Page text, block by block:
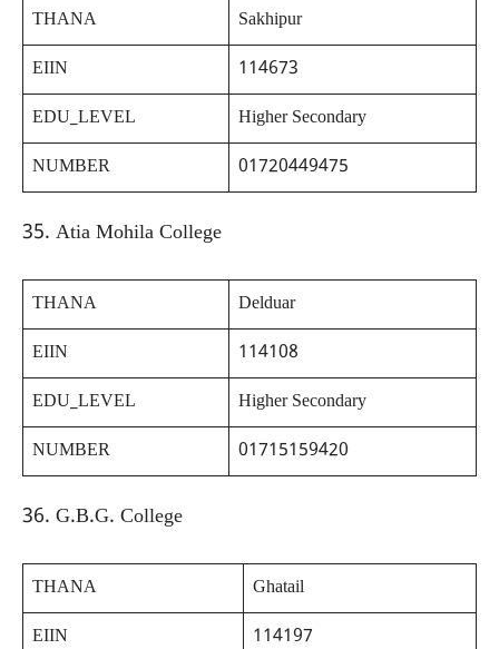
THANA
Sakhipur
EIIN
114673
EDU_LEVEL
Higher Secondary
NUMBER
01720449475
35. Atia Mohila College
THANA
Delduar
EIIN
114108
EDU_LEVEL
Higher Secondary
NUMBER
01715159420
36. G.B.G. College
THANA
Ghatail
EIIN
114197